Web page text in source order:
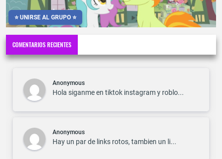
⭐ UNIRSE AL GRUPO ⭐
COMENTARIOS RECIENTES
Anonymous
Hola siganme en tiktok instagram y roblo...
Anonymous
Hay un par de links rotos, tambien un li...